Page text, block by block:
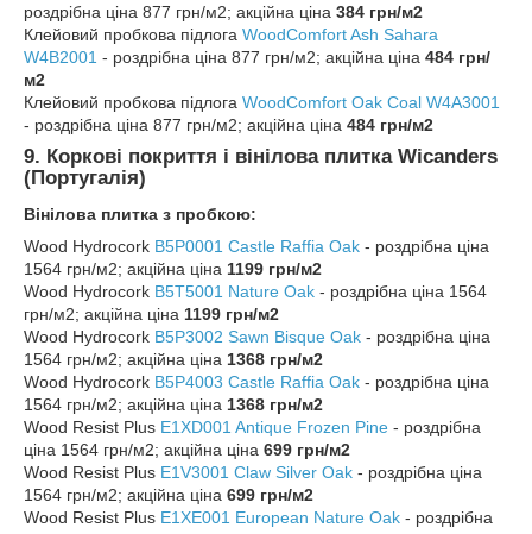
роздрібна ціна 877 грн/м2; акційна ціна 384 грн/м2
Клейовий пробкова підлога WoodComfort Ash Sahara
W4B2001 - роздрібна ціна 877 грн/м2; акційна ціна 484 грн/
м2
Клейовий пробкова підлога WoodComfort Oak Coal W4A3001
- роздрібна ціна 877 грн/м2; акційна ціна 484 грн/м2
9. Коркові покриття і вінілова плитка Wicanders
(Португалія)
Вінілова плитка з пробкою:
Wood Hydrocork B5P0001 Castle Raffia Oak - роздрібна ціна
1564 грн/м2; акційна ціна 1199 грн/м2
Wood Hydrocork B5T5001 Nature Oak - роздрібна ціна 1564
грн/м2; акційна ціна 1199 грн/м2
Wood Hydrocork B5P3002 Sawn Bisque Oak - роздрібна ціна
1564 грн/м2; акційна ціна 1368 грн/м2
Wood Hydrocork B5P4003 Castle Raffia Oak - роздрібна ціна
1564 грн/м2; акційна ціна 1368 грн/м2
Wood Resist Plus E1XD001 Antique Frozen Pine - роздрібна
ціна 1564 грн/м2; акційна ціна 699 грн/м2
Wood Resist Plus E1V3001 Claw Silver Oak - роздрібна ціна
1564 грн/м2; акційна ціна 699 грн/м2
Wood Resist Plus E1XE001 European Nature Oak - роздрібна